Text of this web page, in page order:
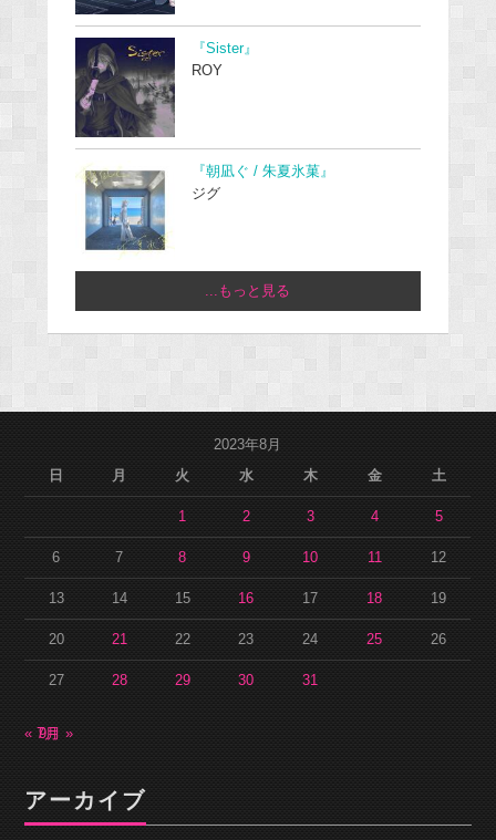
『Sister』
ROY
『朝凪ぐ / 朱夏氷菓』
ジグ
...もっと見る
2023年8月
日
月 火 水 木 金 土
1 2 3 4 5
6 7 8 9 10 11 12
13 14 15 16 17 18 19
20 21 22 23 24 25 26
27 28 29 30 31
« 7月9月 »
アーカイブ